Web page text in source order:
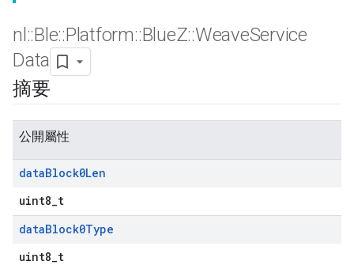
nl ::Ble::Platform::BlueZ::WeaveService
Data
摘要
公開屬性
dataBlock0Len
uint8_t
dataBlock0Type
uint8_t